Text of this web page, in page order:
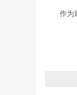
作为